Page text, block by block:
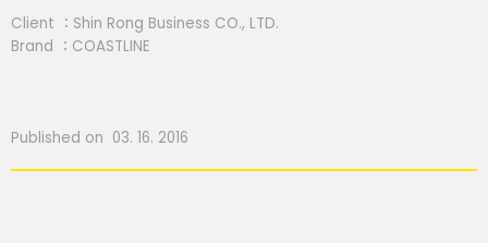
Client ：Shin Rong Business CO., LTD.
Brand ：COASTLINE
Published on 03. 16. 2016